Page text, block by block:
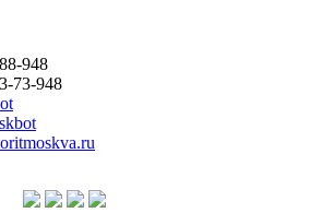
948
73-948